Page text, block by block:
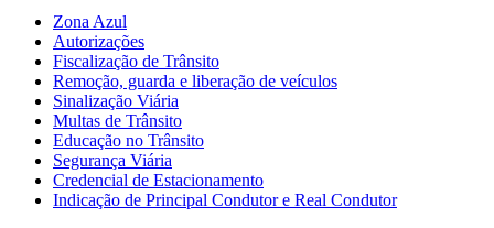
Zona Azul
Autorizações
Fiscalização de Trânsito
Remoção, guarda e liberação de veículos
Sinalização Viária
Multas de Trânsito
Educação no Trânsito
Segurança Viária
Credencial de Estacionamento
Indicação de Principal Condutor e Real Condutor